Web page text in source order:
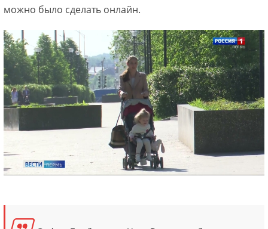
можно было сделать онлайн.